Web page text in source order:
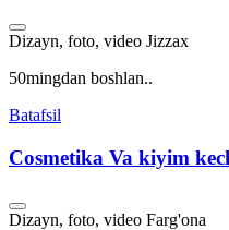
Dizayn, foto, video Jizzax
50mingdan boshlan..
Batafsil
Cosmetika Va kiyim
Dizayn, foto, video Farg'ona